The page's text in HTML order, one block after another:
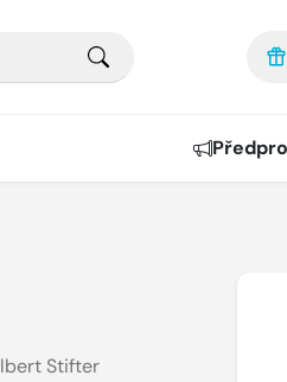
Stifter